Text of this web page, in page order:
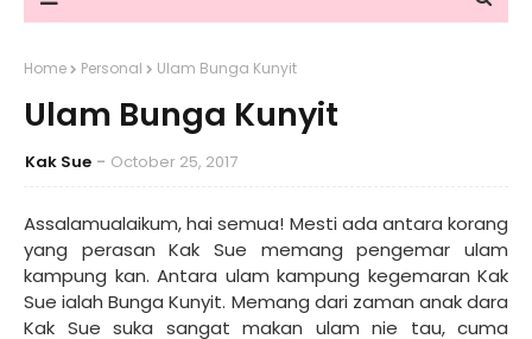
Home Personal Ulam Bunga Kunyit
Ulam Bunga Kunyit
Kak Sue October 25, 2017
Assalamualaikum, hai semua! Mesti ada antara korang
yang perasan Kak Sue memang pengemar ulam
kampung kan. Antara ulam kampung kegemaran Kak
Sue ialah Bunga Kunyit. Memang dari zaman anak dara
Kak Sue suka sangat makan ulam nie tau, cuma